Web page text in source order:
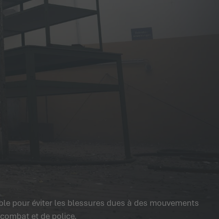
pour éviter les blessures dues à des mouvements
et de police.